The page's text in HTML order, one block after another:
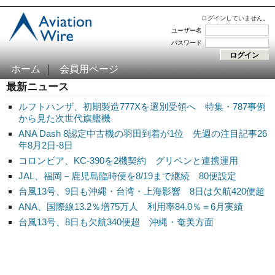
ログインしていません。
ユーザー名
パスワード
ホーム 会員用ページ
最新ニュース
ルフトハンザ、初期製造777Xを選別受領へ 特集・787事例
から見た次世代旗艦機
ANA Dash 8認定中古機の羽田到着が1位 先週の注目記事26
年8月2日-8日
コロンビア、KC-390を2機契約 グリペンと連携運用
JAL、福岡－鹿児島臨時便を8/19まで継続 80便設定
台風13号、9日も沖縄・台湾・上海影響 8日は欠航420便超
ANA、国際線13.2％増75万人 利用率84.0％＝6月実績
台風13号、8日も欠航340便超 沖縄・奄美方面